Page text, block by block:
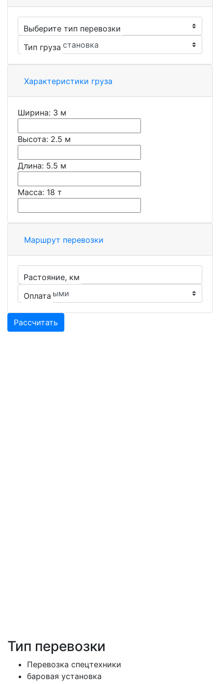
Выберите тип перевозки
Тип груза
Характеристики груза
Ширина: 3 м
Высота: 2.5 м
Длина: 5.5 м
Масса: 18 т
Маршрут перевозки
Растояние, км
Оплата
Рассчитать
Тип перевозки
Перевозка спецтехники
баровая установка